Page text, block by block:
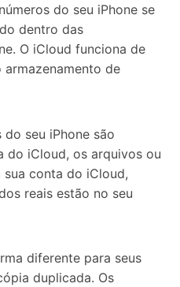
do seu iPhone se
dentro das
O iCloud funciona de
de
seu iPhone são
do iCloud, os arquivos ou
conta do iCloud,
reais estão no seu
diferente para seus
duplicada. Os